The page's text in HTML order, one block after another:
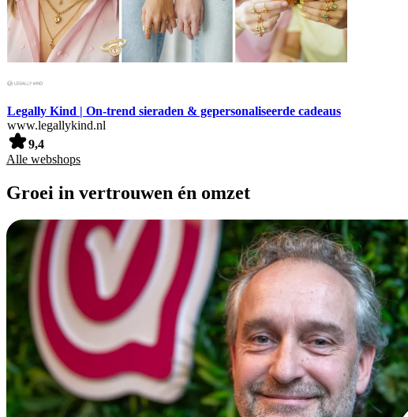
Legally Kind | On-trend sieraden & gepersonaliseerde cadeaus
www.legallykind.nl
9,4
Alle webshops
Groei in vertrouwen én omzet